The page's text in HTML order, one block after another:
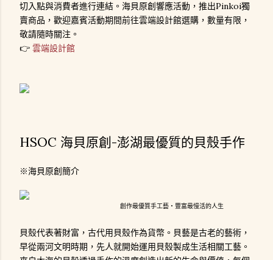
切入點與消費者進行連結。海貝原創響應活動，推出Pinkoi獨
賣商品，歡迎嘉賓活動期間前往雲端設計館選購，數量有限，
敬請隨時關注。
👉 雲端設計館
HSOC 海貝原創-澎湖最優質的貝殼手作
※海貝原創簡介
創作最優質手工藝‧豐富最慢活的人生
貝殼代表著財富，古代用貝殼作為貨幣。貝藝是古老的藝術，
早從兩河文明時期，先人就開始運用貝殼製成生活相關工藝。